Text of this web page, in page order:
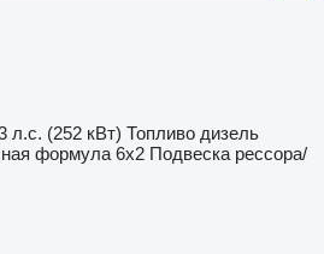
л.с. (252 кВт) Топливо дизель
формула 6x2 Подвеска рессора/